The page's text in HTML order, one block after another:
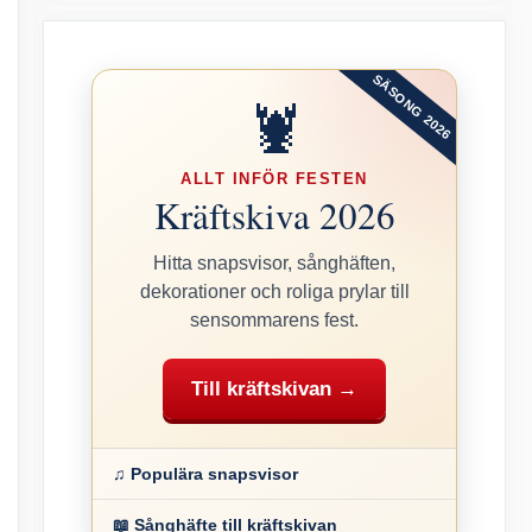
SÄSONG 2026
🦞
ALLT INFÖR FESTEN
Kräftskiva 2026
Hitta snapsvisor, sånghäften,
dekorationer och roliga prylar till
sensommarens fest.
Till kräftskivan →
♫ Populära snapsvisor
📖 Sånghäfte till kräftskivan